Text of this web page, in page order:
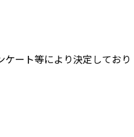
ケート等により決定しており